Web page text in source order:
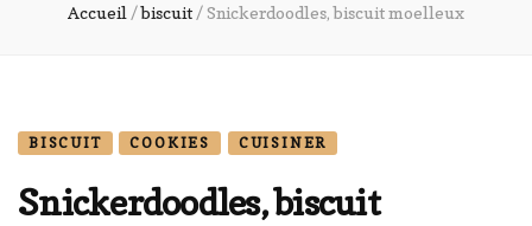
Accueil /biscuit /Snickerdoodles, biscuit moelleux
BISCUIT COOKIES CUISINER
Snickerdoodles, biscuit